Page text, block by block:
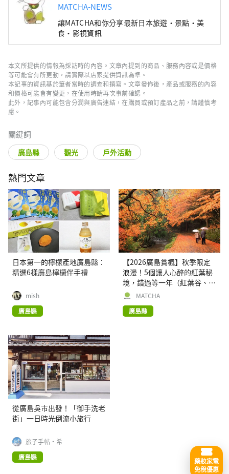
MATCHA-NEWS
讓MATCHA和你分享最新日本旅遊・景點・美
食・影視資訊
本文所提供的情報為採訪時的內容。文章內提到的商品、服務內容或是價格
等可能會有所更動，請實際以店家提供資訊為準。
本記事的資訊基於筆者當時的調查和撰寫。文章發佈後，產品或服務的內容
和價格可能會有變更，在使用時請再次事前確認。
此外，記事內可能包含分潤與廣告連結，在購買或預訂產品之前，請謹慎考
慮。
關鍵詞
廣島縣 觀光 戶外活動
熱門文章
日本第一的檸檬產地廣島縣：
精選6樣廣島檸檬伴手禮
mish_
廣島縣
【2026廣島賞楓】秋季限定
浪漫！5個讓人心醉的紅葉秘
境，錯過等一年（紅葉谷、帝
釋峡、佛通寺、不動院、縮景
園）
MATCHA
廣島縣
從廣島吳市出發！「御手洗老
街」一日時光倒流小旅行
旅子手帖·希
廣島縣
藥妝家電
免稅優惠